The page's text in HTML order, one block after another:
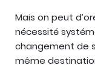
Mais on peut
nécessité
changement de
même